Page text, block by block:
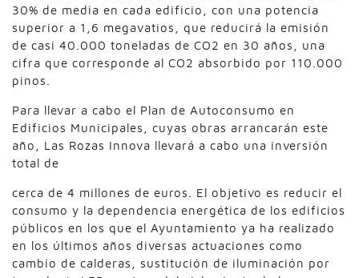
30% de media en cada edificio, con una potencia
superior a 1,6 megavatios, que reducirá la emisión
de casi 40.000 toneladas de CO2 en 30 años, una
cifra que corresponde al CO2 absorbido por 110.000
pinos.
Para llevar a cabo el Plan de Autoconsumo en
Edificios Municipales, cuyas obras arrancarán este
año, Las Rozas Innova llevará a cabo una inversión
total de
cerca de 4 millones de euros. El objetivo es reducir el
consumo y la dependencia energética de los edificios
públicos en los que el Ayuntamiento ya ha realizado
en los últimos años diversas actuaciones como
cambio de calderas, sustitución de iluminación por